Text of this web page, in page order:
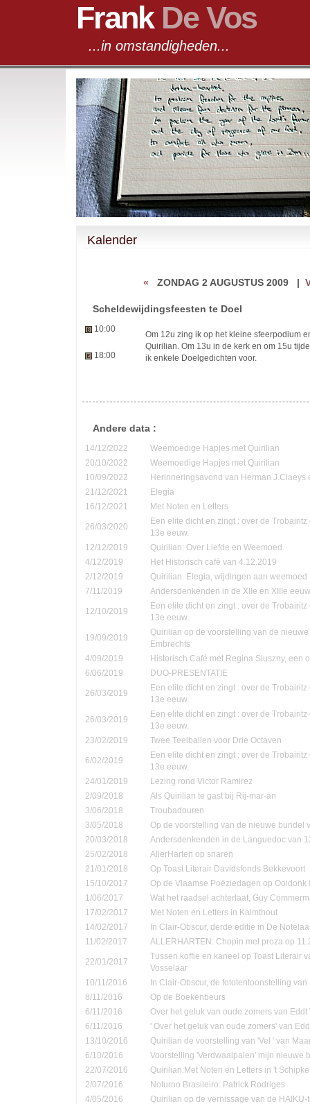
Frank De Vos
...in omstandigheden...
Kalender
« ZONDAG 2 AUGUSTUS 2009 |
Scheldewijdingsfeesten te Doel
10:00
18:00
Om 12u zing ik op het kleine sfeerpodium
Quirilian. Om 13u in de kerk en om 15u
ik enkele Doelgedichten voor.
Andere data :
14/12/2022
Weemoedige Hapjes met Quirilian
20/10/2022
Weemoedige Hapjes met Quirilian
10/09/2022
Herinneringsavond van Herman J.Claeys
21/12/2021
Elegia
16/12/2021
Met Noten en Letters
26/03/2020
Een elite dicht en zingt : over de
13e eeuw.
12/12/2019
Quirilian: Over Liefde en Weemoed.
4/12/2019
Het Historisch café van 4.12.2019
2/12/2019
Quirilian. Elegia, wijdingen aan weemoed
7/11/2019
Andersdenkenden in de XIIe en XIIIe
12/10/2019
Een elite dicht en zingt : over de
13e eeuw.
19/09/2019
Quirilian op de voorstelling van de
Embrechts
4/09/2019
Historisch Café met Regina Sluszny, een
6/06/2019
DUO-PRESENTATIE
26/03/2019
Een elite dicht en zingt : over de
13e eeuw.
26/03/2019
Een elite dicht en zingt : over de
13e eeuw.
23/02/2019
Twee Teelballen voor Drie Octaven
6/02/2019
Een elite dicht en zingt : over de
13e eeuw.
24/01/2019
Lezing rond Victor Ramirez
2/09/2018
Als Quirilian te gast bij Rij-mar-an
3/06/2018
Troubadouren
3/05/2018
Op de voorstelling van de nieuwe bundel
20/03/2018
Andersdenkenden in de Languedoc van
25/02/2018
AllerHarten op snaren
21/01/2018
Op Toast Literair Davidsfonds Bekkevoort
15/10/2017
Op de Vlaamse Poëziedagen op
1/06/2017
Wat het raadsel achterlaat, Guy
17/02/2017
Met Noten en Letters in Kalmthout
14/02/2017
In Clair-Obscur, derde editie in De
11/02/2017
ALLERHARTEN: Chopin met proza op
22/01/2017
Tussen koffie en kaneel op Toast Literair
Vosselaar
10/11/2016
In Clair-Obscur, de fototentoonstelling
8/11/2016
Op de Boekenbeurs
6/11/2016
Over het geluk van oude zomers van Eddt
6/11/2016
' Over het geluk van oude zomers' van
13/10/2016
Quirilian de voorstelling van 'Vel ' van
6/10/2016
Voorstelling 'Verdwaalpalen' mijn nieuwe
22/07/2016
Quirilian:Met Noten en Letters in 't
2/07/2016
Noturno Brasileiro: Patrick Rodriges
4/05/2016
Quirilian op de vernissage van de